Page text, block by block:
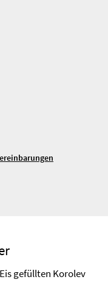
gefüllten Korolev